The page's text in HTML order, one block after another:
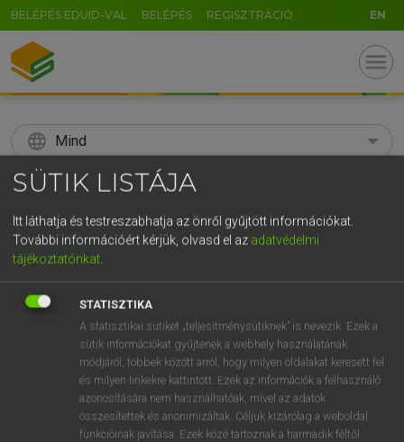
BELÉPÉS EDUID-VAL BELÉPÉS REGISZTRÁCIÓ EN
menu
language Mind
search
KERESÉS
Díjmentes angol szótár
mn a cappella
⚲ a cappellakeresése szótárainkban
SÜTIK LISTÁJA
Itt láthatja és testreszabhatja az önről gyűjtött információkat.
További információért kérjük, olvasd el az adatvédelmi
tájékoztatónkat
STATISZTIKA
A statisztikai sütiket „teljesítménysütiknek” is nevezik. Ezek a
sütik információkat gyűjtenek a webhely használatának
módjáról, többek között arról, hogy milyen oldalakat keresett fel
és milyen linkekre kattintott. Ezek az információk a felhasználó
azonosítására nem használhatóak, mivel az adatok
összesítettek és anonimizáltak. Céljuk kizárólag a weboldal
funkcióinak javítása. Ezek közé tartoznak a harmadik féltől
GR
5 6 7 8 9 ö ü ó
r t z u i o p ő ú
k l ű
n m , . AltGr